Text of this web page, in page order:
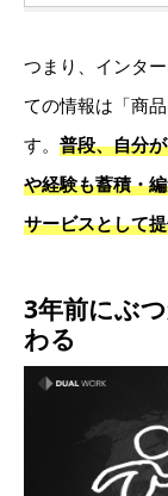
つまり、インタ
ての情報は「商
す。 普段、自分
や経験も蓄積・
サービスとして
3年前にぶ
わる